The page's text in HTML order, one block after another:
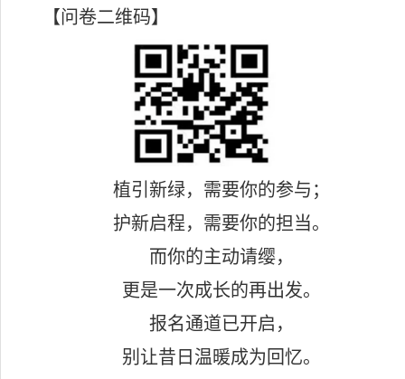
【问卷二维码】
植引新绿，需要你的参与；
护新启程，需要你的担当。
而你的主动请缨，
更是一次成长的再出发。
报名通道已开启，
别让昔日温暖成为回忆。